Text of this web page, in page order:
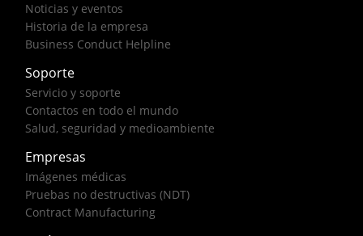
Noticias y eventos
Historia de la empresa
Business Conduct Helpline
Soporte
Servicio y soporte
Contactos en todo el mundo
Salud, seguridad y medioambiente
Empresas
Imágenes médicas
Pruebas no destructivas (NDT)
Contract Manufacturing